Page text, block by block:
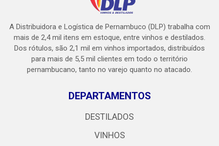
A Distribuidora e Logística de Pernambuco (DLP) trabalha com
mais de 2,4 mil itens em estoque, entre vinhos e destilados.
Dos rótulos, são 2,1 mil em vinhos importados, distribuídos
para mais de 5,5 mil clientes em todo o território
pernambucano, tanto no varejo quanto no atacado.
DEPARTAMENTOS
DESTILADOS
VINHOS